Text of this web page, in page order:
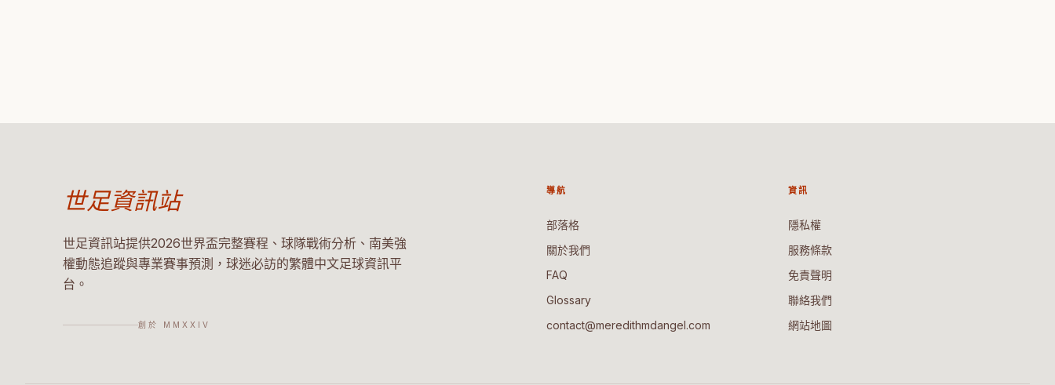
世足資訊站
世足資訊站提供2026世界盃完整賽程、球隊戰術分析、南美強
權動態追蹤與專業賽事預測，球迷必訪的繁體中文足球資訊平
台。
創於 MMXXIV
導航
部落格
關於我們
FAQ
Glossary
contact@meredithmdangel.com
資訊
隱私權
服務條款
免責聲明
聯絡我們
網站地圖